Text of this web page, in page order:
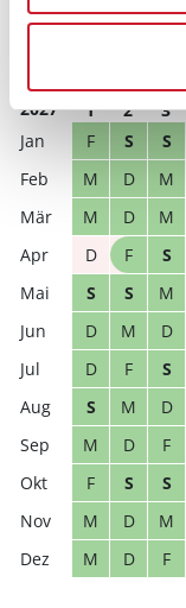
S
M D
2027 1 2 3
F
S S
M
D M
M
D M
D
F S
S
S M
D
M D
D
F S
S
M D
M
D F
F
S S
M
D M
M
D F